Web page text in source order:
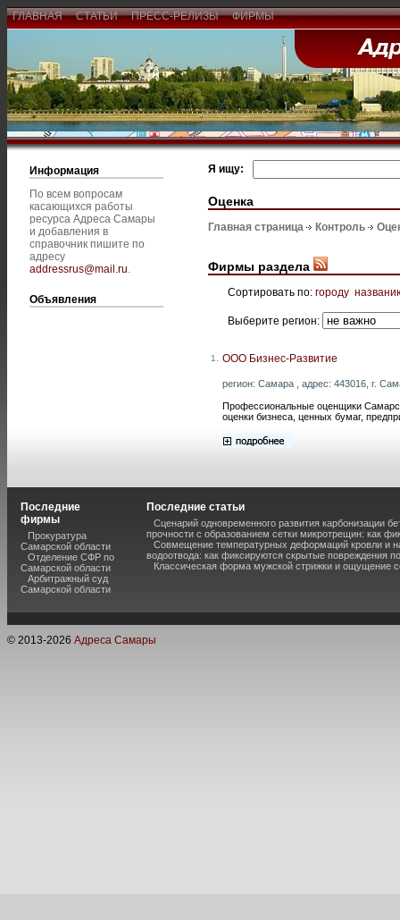
ГЛАВНАЯ СТАТЬИ ПРЕСС-РЕЛИЗЫ ФИРМЫ
Информация
По всем вопросам
касающихся работы
ресурса Адреса Самары
и добавления в
справочник пишите по
адресу
addressrus@mail.ru.
Объявления
Я ищу:
Оценка
Главная страница Контроль
Фирмы раздела
Сортировать по: городу
Выберите регион:
1. ООО Бизнес-Развитие
регион: Самара , адрес: 443016, г.
Профессиональные оценщики
оценки бизнеса, ценных бумаг,
Последние
фирмы
Прокуратура
Самарской области
Отделение СФР по
Самарской области
Арбитражный суд
Самарской области
Последние статьи
Сценарий одновременного развития карбонизации
прочности с образованием сетки микротрещин: как
Совмещение температурных деформаций кровли и
водоотвода: как фиксируются скрытые повреждения
Классическая форма мужской стрижки и ощущение
© 2013-2026 Адреса Самары